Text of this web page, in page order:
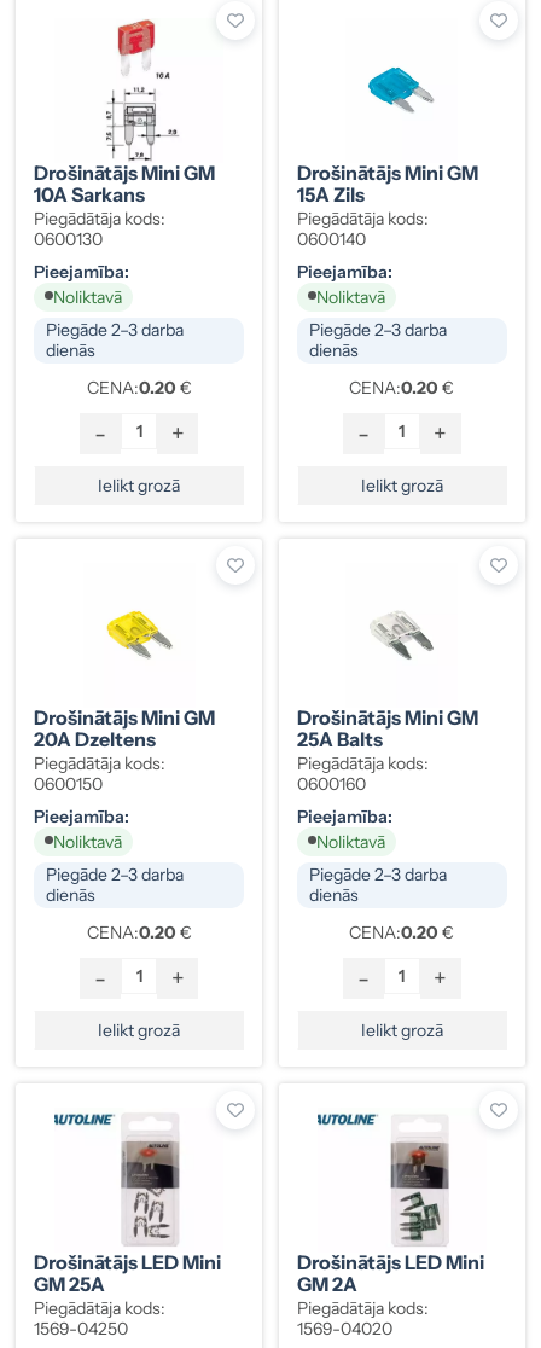
Drošinātājs Mini GM
10A Sarkans
Piegādātāja kods:
0600130
Pieejamība:
Noliktavā
Piegāde 2–3 darba
dienās
CENA:0.20 €
- +
Ielikt grozā
Drošinātājs Mini GM
15A Zils
Piegādātāja kods:
0600140
Pieejamība:
Noliktavā
Piegāde 2–3 darba
dienās
CENA:0.20 €
- +
Ielikt grozā
Drošinātājs Mini GM
20A Dzeltens
Piegādātāja kods:
0600150
Pieejamība:
Noliktavā
Piegāde 2–3 darba
dienās
CENA:0.20 €
- +
Ielikt grozā
Drošinātājs Mini GM
25A Balts
Piegādātāja kods:
0600160
Pieejamība:
Noliktavā
Piegāde 2–3 darba
dienās
CENA:0.20 €
- +
Ielikt grozā
Drošinātājs LED Mini
GM 25A
Piegādātāja kods:
1569-04250
Drošinātājs LED Mini
GM 2A
Piegādātāja kods:
1569-04020